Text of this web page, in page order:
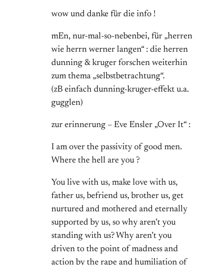
wow und danke für die info !
mEn, nur-mal-so-nebenbei, für „herren
wie herrn werner langen“ : die herren
dunning & kruger forschen weiterhin
zum thema „selbstbetrachtung“.
(zB einfach dunning-kruger-effekt u.a.
gugglen)
zur erinnerung – Eve Ensler „Over It“ :
I am over the passivity of good men.
Where the hell are you ?
You live with us, make love with us,
father us, befriend us, brother us, get
nurtured and mothered and eternally
supported by us, so why aren’t you
standing with us? Why aren’t you
driven to the point of madness and
action by the rape and humiliation of